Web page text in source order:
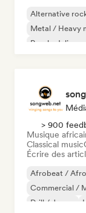
Alternative
Metal / Heavy
Psychedelic
> 900
Musique
Classical music
Écrire des
Afrobeat /
Commercial /
Drill / Jersey